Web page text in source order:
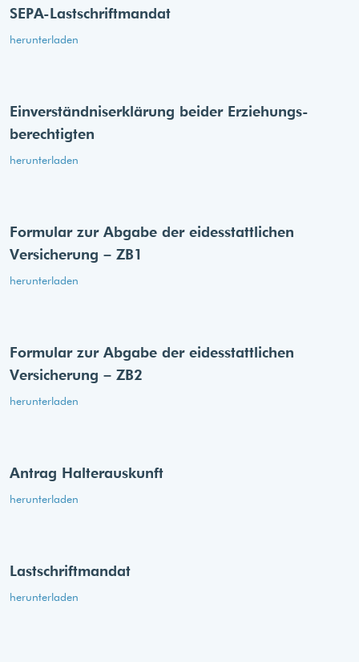
SEPA-Lastschriftmandat
herunterladen
Einverständnis­erklärung beider Erziehungs­
berechtigten
herunterladen
Formular zur Abgabe der eides­stattlichen
Versicherung – ZB1
herunterladen
Formular zur Abgabe der eides­stattlichen
Versicherung – ZB2
herunterladen
Antrag Halterauskunft
herunterladen
Lastschriftmandat
herunterladen